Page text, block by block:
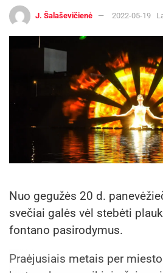
J. Šalaševičienė 2022-05-19
Nuo gegužės 20 d.
svečiai galės vėl stebėti
fontano pasirodymus.
Praėjusiais metais per